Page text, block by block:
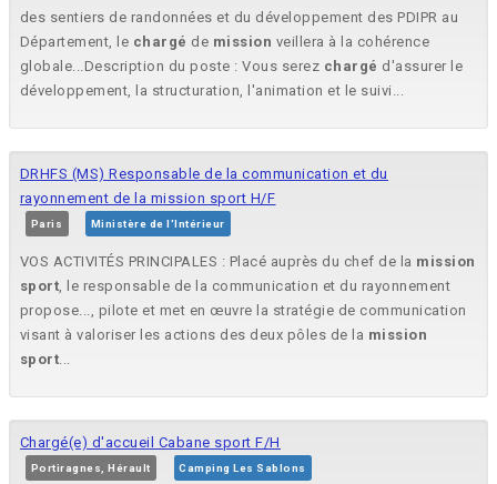
des sentiers de randonnées et du développement des PDIPR au
Département, le chargé de mission veillera à la cohérence
globale...Description du poste : Vous serez chargé d'assurer le
développement, la structuration, l'animation et le suivi...
DRHFS (MS) Responsable de la communication et du
rayonnement de la mission sport H/F
Paris Ministère de l'Intérieur
VOS ACTIVITÉS PRINCIPALES : Placé auprès du chef de la mission
sport, le responsable de la communication et du rayonnement
propose..., pilote et met en œuvre la stratégie de communication
visant à valoriser les actions des deux pôles de la mission
sport...
Chargé(e) d'accueil Cabane sport F/H
Portiragnes, Hérault Camping Les Sablons